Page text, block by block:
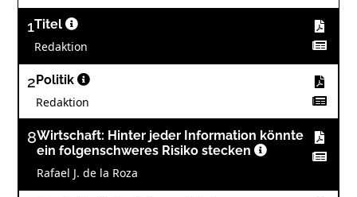
1Titel
Redaktion
2 Politik
Redaktion
8Wirtschaft: Hinter jeder Information könnte
ein folgenschweres Risiko stecken
Rafael J. de la Roza